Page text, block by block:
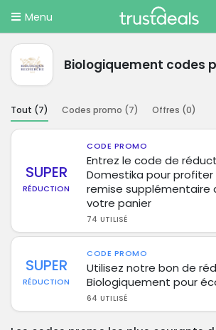
Menu
Biologiquement codes
Tout (7) Codes promo (7) Offres (0)
SUPER
RÉDUCTION
CODE PROMO
Entrez le code de
Domestika pour profiter
remise supplémentaire
votre panier
74 UTILISÉ
SUPER
RÉDUCTION
CODE PROMO
Utilisez notre bon de
Biologiquement pour
64 UTILISÉ